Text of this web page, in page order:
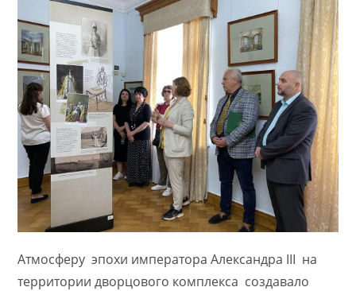
Атмосферу эпохи императора Александра III на
территории дворцового комплекса создавало